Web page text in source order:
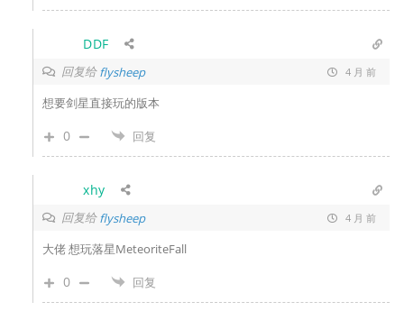
DDF
回复给flysheep 4 月 前
想要剑星直接玩的版本
0 回复
xhy
回复给flysheep 4 月 前
大佬 想玩落星MeteoriteFall
0 回复